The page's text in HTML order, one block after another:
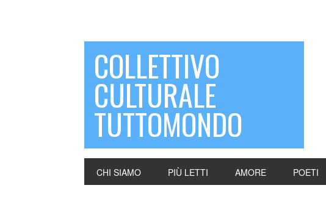
COLLETTIVO
CULTURALE
TUTTOMONDO
CHI SIAMO PIÙ LETTI AMORE POETI